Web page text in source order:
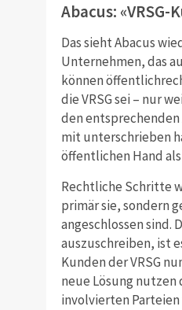
Abacus:
Das sieht Abacus
Unternehmen, das
können
die VRSG sei – nur
den
mit unterschrieben
öffentlichen Hand
Rechtliche Schritte
primär sie, sondern
angeschlossen sind.
auszuschreiben, ist
Kunden der VRSG
neue Lösung
involvierten Parteien